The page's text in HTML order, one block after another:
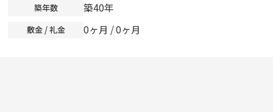
築年数 築40年
敷金 / 礼金 0ヶ月 /0ヶ月